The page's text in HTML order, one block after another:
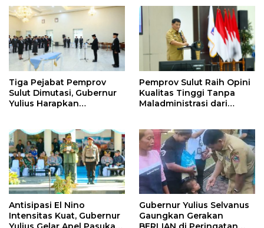
Tiga Pejabat Pemprov
Sulut Dimutasi, Gubernur
Yulius Harapkan
Pemprov Sulut Raih Opini
Kualitas Tinggi Tanpa
Maladministrasi dari
Antisipasi El Nino
Intensitas Kuat, Gubernur
Gubernur Yulius Selvanus
Gaungkan Gerakan